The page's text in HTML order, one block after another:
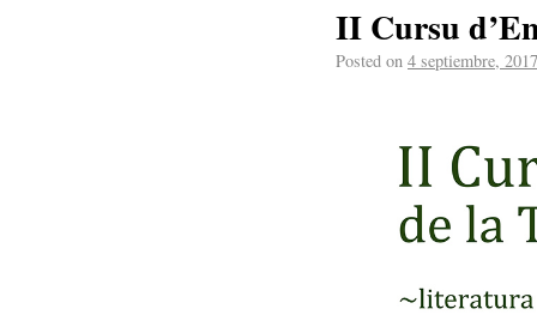
II Cursu
Posted on 4 septiembre, 2017